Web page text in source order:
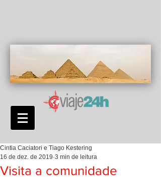
Visita a comunidade
Cintia Caciatori e Tiago Kestering
16 de dez. de 2019 3 min de leitura